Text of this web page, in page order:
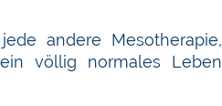
andere Mesotherapie,
völlig normales Leben